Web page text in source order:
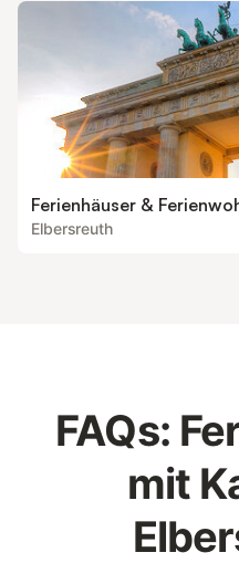
Ferienhäuser &
Elbersreuth
FAQs:
mit